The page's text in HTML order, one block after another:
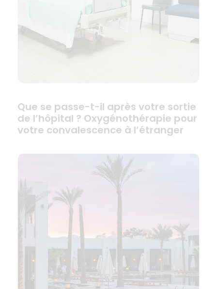
Que se passe-t-il après votre sortie
de l’hôpital ? Oxygénothérapie pour
votre convalescence à l’étranger